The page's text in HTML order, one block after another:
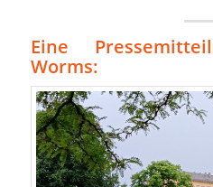
Eine
Worms: